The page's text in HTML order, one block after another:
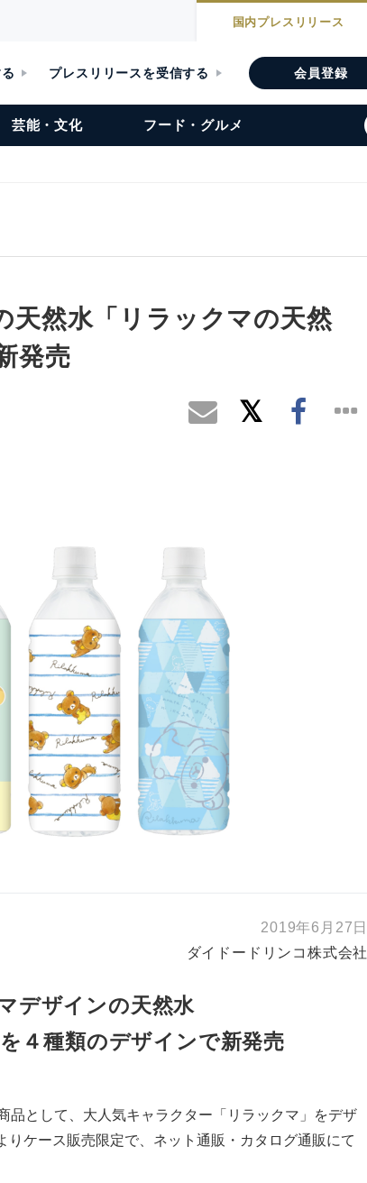
国内プレスリリース
プレスリリースを受信する 会員登録
芸能・文化 フード・グルメ
天然水「リラックマの天然
発売
2019年6月27日
ダイドードリンコ株式会社
デザインの天然水
４種類のデザインで新発売
として、大人気キャラクター「リラックマ」をデザ
ケース販売限定で、ネット通販・カタログ通販にて